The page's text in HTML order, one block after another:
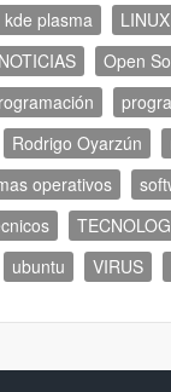
kde plasma
LINUX
NOTICIAS
Open
Rodrigo Oyarzún
operativos
ubuntu VIRUS